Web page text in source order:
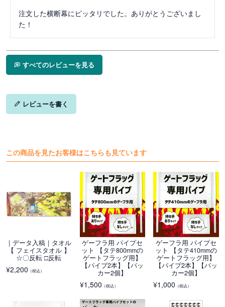
注文した横断幕にピッタリでした。ありがとうございまし
た！
すべてのレビューを見る
レビューを書く
この商品を見たお客様はこちらも見ています
｜データ入稿｜タオル
【 フェイスタオル 】
☆〇反転 □反転
¥2,200 （税込）
ゲーフラ用 パイプセ
ット 【タテ800mmの
ゲートフラッグ用】
【パイプ2本】【パッ
カー2個】
¥1,500 （税込）
ゲーフラ用 パイプセ
ット 【タテ410mmの
ゲートフラッグ用】
【パイプ2本】【パッ
カー2個】
¥1,000 （税込）